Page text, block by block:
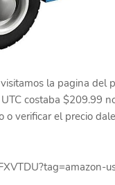
la pagina del
costaba $209.99
o verificar el precio